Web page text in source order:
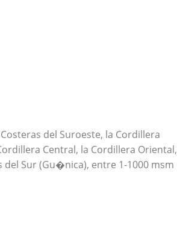
del Suroeste, la Cordillera
Central, la Cordillera Oriental,
del Sur (Gu�nica), entre 1-1000 msm